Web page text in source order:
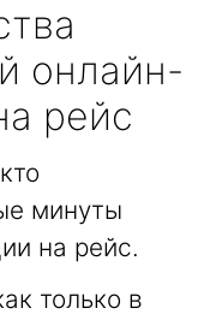
онлайн-
рейс
минуты
на рейс.
только в